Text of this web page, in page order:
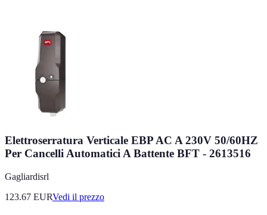
Elettroserratura Verticale EBP AC A 230V 50/60HZ
Per Cancelli Automatici A Battente BFT - 2613516
Gagliardisrl
123.67 EURVedi il prezzo